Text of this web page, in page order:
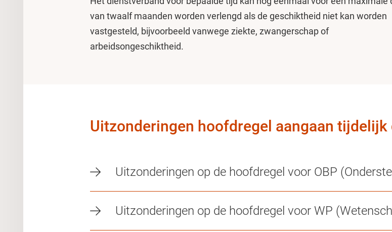
van twaalf maanden worden verlengd als de geschiktheid niet kan worden
vastgesteld, bijvoorbeeld vanwege ziekte, zwangerschap of
arbeidsongeschiktheid.
Uitzonderingen hoofdregel aangaan tijdelijk
Uitzonderingen op de hoofdregel voor OBP
Uitzonderingen op de hoofdregel voor WP